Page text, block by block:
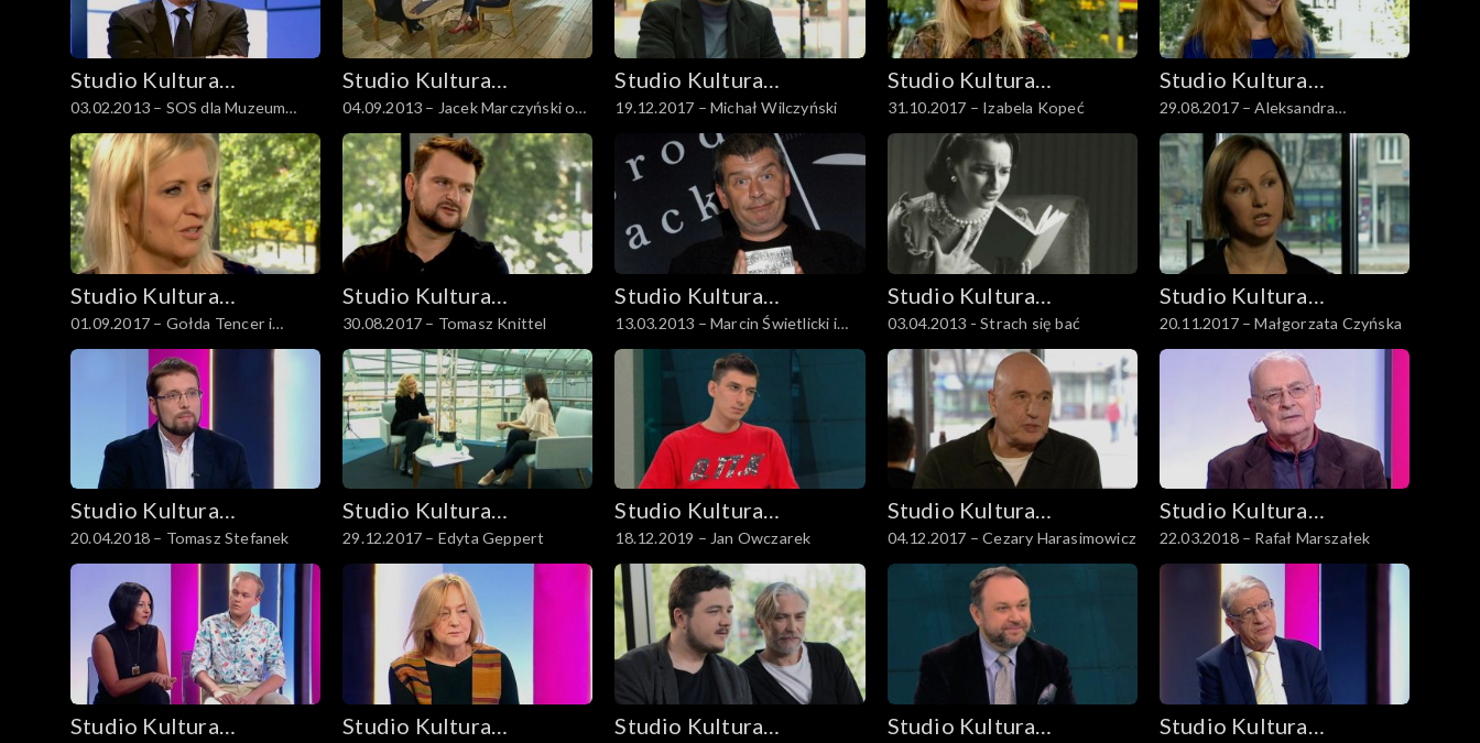
Studio Kultura
Rozmowy
03.02.2013 – SOS dla Muzeum
Sztuki Nowoczesnej
Studio Kultura
Rozmowy
04.09.2013 – Jacek Marczyński o
„Aidzie”
Studio Kultura
Rozmowy
19.12.2017 – Michał Wilczyński
Studio Kultura
Rozmowy
31.10.2017 – Izabela Kopeć
Studio Kultura
Rozmowy
29.08.2017 – Aleksandra
Kresowska-Pawlak
Studio Kultura
Rozmowy
01.09.2017 – Gołda Tencer i
Hanna Pałuba
Studio Kultura
Rozmowy
30.08.2017 – Tomasz Knittel
Studio Kultura
Rozmowy
13.03.2013 – Marcin Świetlicki i
Krzysztof Varga
Studio Kultura
Rozmowy
03.04.2013 - Strach się bać
Studio Kultura
Rozmowy
20.11.2017 – Małgorzata Czyńska
Studio Kultura
Rozmowy
20.04.2018 – Tomasz Stefanek
Studio Kultura
Rozmowy
29.12.2017 – Edyta Geppert
Studio Kultura
Rozmowy
18.12.2019 – Jan Owczarek
Studio Kultura
Rozmowy
04.12.2017 – Cezary Harasimowicz
Studio Kultura
Rozmowy
22.03.2018 – Rafał Marszałek
Studio Kultura
Studio Kultura
Studio Kultura
Studio Kultura
Studio Kultura